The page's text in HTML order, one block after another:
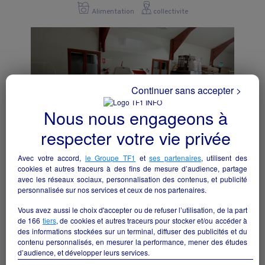
Alimentation collectivite
Boulangerie Pâtisserie
Alimentation particulier
Nous nous engageons à
respecter votre vie privée
Avec votre accord, le Groupe TF1 etses partenaires, utilisent des
cookies et autres traceurs à des fins de mesure d’audience, partage
avec les réseaux sociaux, personnalisation des contenus, et publicité
personnalisée sur nos services et ceux de nos partenaires.
Vous avez aussi le choix d'accepter ou de refuser l’utilisation, de la part
de 166 tiers, de cookies et autres traceurs pour stocker et/ou accéder à
des informations stockées sur un terminal, diffuser des publicités et du
contenu personnalisés, en mesurer la performance, mener des études
d’audience, et développer leurs services.
Continuer sans accepter >